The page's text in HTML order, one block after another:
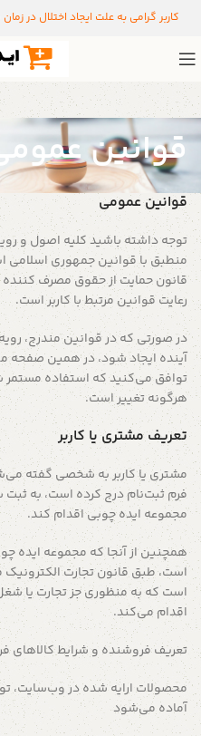
کاربر گرامی به علت ایجاد اختلال در
قوانین
قوانین عمومی
توجه داشته باشید کلیه اصول و
منطبق با قوانین جمهوری اسلامی
قانون حمایت از حقوق مصرف کننده
رعایت قوانین مرتبط با کاربر است.
در صورتی که در قوانین مندرج،
آینده ایجاد شود، در همین صفحه
توافق می‏‌کنید که استفاده
هرگونه تغییر است.
تعریف مشتری یا کاربر
مشتری یا کاربر به شخصی گفته
فرم ثبت‌نام درج کرده است، به
مجموعه ایده چوبی اقدام کند.
همچنین از آنجا که مجموعه ایده
است، طبق قانون تجارت
است که به منظوری جز تجارت یا
اقدام می‌کند.
تعریف فروشنده و شرایط کالاهای
محصولات ارایه شده در وب‌سایت،
آماده می‌شود